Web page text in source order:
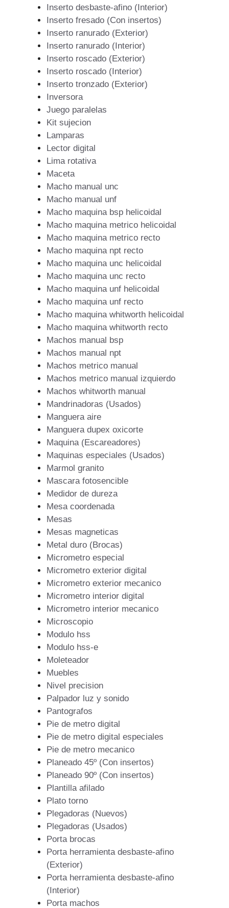
Inserto desbaste-afino (Interior)
Inserto fresado (Con insertos)
Inserto ranurado (Exterior)
Inserto ranurado (Interior)
Inserto roscado (Exterior)
Inserto roscado (Interior)
Inserto tronzado (Exterior)
Inversora
Juego paralelas
Kit sujecion
Lamparas
Lector digital
Lima rotativa
Maceta
Macho manual unc
Macho manual unf
Macho maquina bsp helicoidal
Macho maquina metrico helicoidal
Macho maquina metrico recto
Macho maquina npt recto
Macho maquina unc helicoidal
Macho maquina unc recto
Macho maquina unf helicoidal
Macho maquina unf recto
Macho maquina whitworth helicoidal
Macho maquina whitworth recto
Machos manual bsp
Machos manual npt
Machos metrico manual
Machos metrico manual izquierdo
Machos whitworth manual
Mandrinadoras (Usados)
Manguera aire
Manguera dupex oxicorte
Maquina (Escareadores)
Maquinas especiales (Usados)
Marmol granito
Mascara fotosencible
Medidor de dureza
Mesa coordenada
Mesas
Mesas magneticas
Metal duro (Brocas)
Micrometro especial
Micrometro exterior digital
Micrometro exterior mecanico
Micrometro interior digital
Micrometro interior mecanico
Microscopio
Modulo hss
Modulo hss-e
Moleteador
Muebles
Nivel precision
Palpador luz y sonido
Pantografos
Pie de metro digital
Pie de metro digital especiales
Pie de metro mecanico
Planeado 45º (Con insertos)
Planeado 90º (Con insertos)
Plantilla afilado
Plato torno
Plegadoras (Nuevos)
Plegadoras (Usados)
Porta brocas
Porta herramienta desbaste-afino
(Exterior)
Porta herramienta desbaste-afino
(Interior)
Porta machos